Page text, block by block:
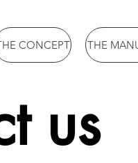
CONCEPT THE
us